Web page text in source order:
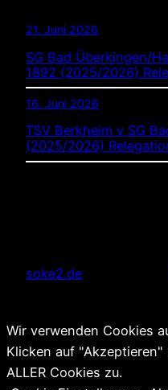
21. Juni 2026
SG Bad Überkingen/
1892 (2025/2026)
16. Juni 2026
TSV Berkheim v SG
(2025/2026)
soke2.de
Wir verwenden Cookies
Klicken auf
ALLER Cookies zu.